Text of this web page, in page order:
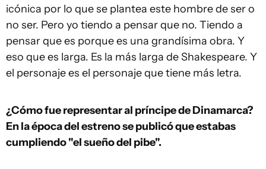
icónica por lo que se plantea este hombre de ser o
no ser. Pero yo tiendo a pensar que no. Tiendo a
pensar que es porque es una grandísima obra. Y
eso que es larga. Es la más larga de Shakespeare. Y
el personaje es el personaje que tiene más letra.
¿Cómo fue representar al príncipe de Dinamarca?
En la época del estreno se publicó que estabas
cumpliendo "el sueño del pibe".